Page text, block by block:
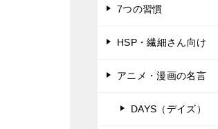
7つの習慣
HSP・繊細さん向け
アニメ・漫画の名言
DAYS（デイズ）